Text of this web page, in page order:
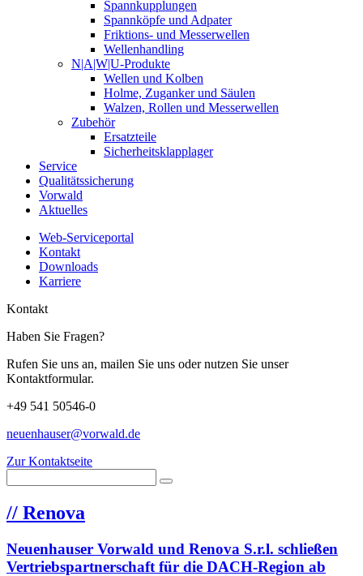
Spannkupplungen
Spannköpfe und Adpater
Friktions- und Messerwellen
Wellenhandling
N|A|W|U-Produkte
Wellen und Kolben
Holme, Zuganker und Säulen
Walzen, Rollen und Messerwellen
Zubehör
Ersatzteile
Sicherheitsklapplager
Service
Qualitätssicherung
Vorwald
Aktuelles
Web-Serviceportal
Kontakt
Downloads
Karriere
Kontakt
Haben Sie Fragen?
Rufen Sie uns an, mailen Sie uns oder nutzen Sie unser
Kontaktformular.
+49 541 50546-0
neuenhauser@vorwald.de
Zur Kontaktseite
// Renova
Neuenhauser Vorwald und Renova S.r.l. schließen
Vertriebspartnerschaft für die DACH-Region ab